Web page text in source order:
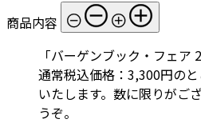
商品内容
「バーゲンブック・フェア
通常税込価格：3,300円の
いたします。数に限りがご
うぞ。